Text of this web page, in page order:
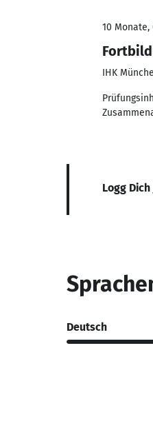
10 Monate,
IHK
Logg
Deutsch